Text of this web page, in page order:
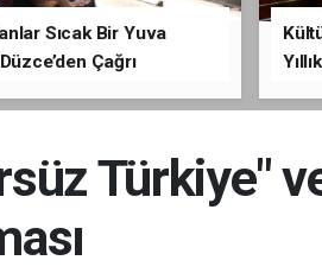
Sıcak Bir Yuva
Çağrı
Türkiye"